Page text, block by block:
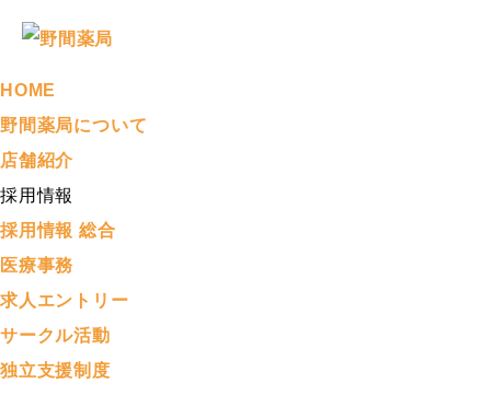
HOME
野間薬局について
店舗紹介
採用情報
採用情報 総合
医療事務
求人エントリー
サークル活動
独立支援制度